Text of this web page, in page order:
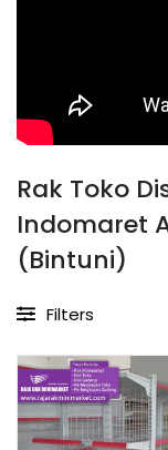
Rak Toko
Indomaret
(Bintuni)
Filters